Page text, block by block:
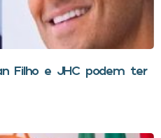
Filho e JHC podem ter